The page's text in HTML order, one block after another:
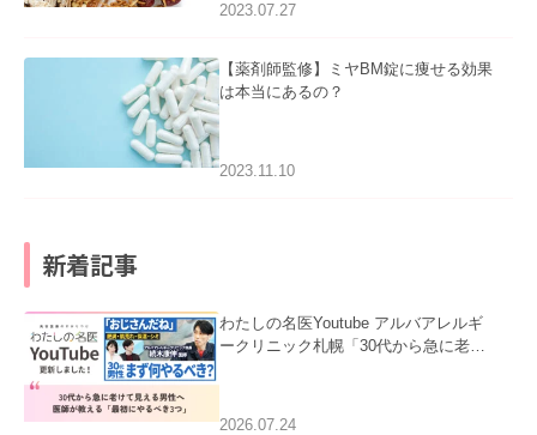
2023.07.27
【薬剤師監修】ミヤBM錠に痩せる効果
は本当にあるの？
2023.11.10
新着記事
わたしの名医Youtube アルバアレルギ
ークリニック札幌「30代から急に老け
た。
2026.07.24